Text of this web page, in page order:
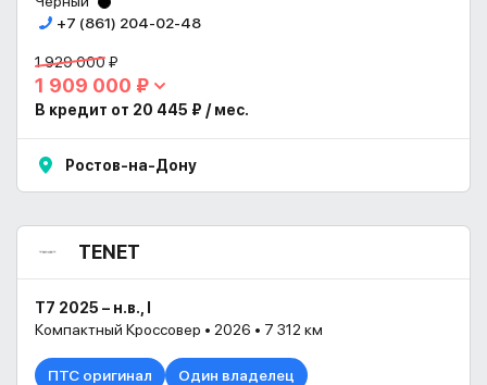
+7 (861) 204-02-48
1 929 000 ₽
1 909 000 ₽
В кредит от 20 445 ₽ / мес.
Ростов-на-Дону
TENET
T7 2025 – н.в., I
Компактный Кроссовер • 2026 • 7 312 км
ПТС оригинал Один владелец